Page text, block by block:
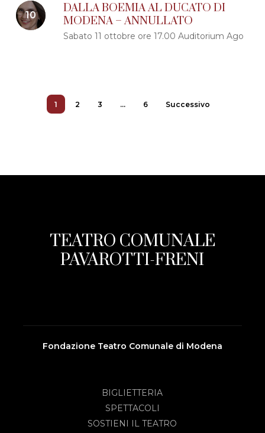
DALLA BOEMIA AL DUCATO DI
MODENA – ANNULLATO
Sabato 11 ottobre ore 17.00 Auditorium Ago
1 2 3 … 6 Successivo
TEATRO COMUNALE
PAVAROTTI-FRENI
Fondazione Teatro Comunale di Modena
BIGLIETTERIA
SPETTACOLI
SOSTIENI IL TEATRO